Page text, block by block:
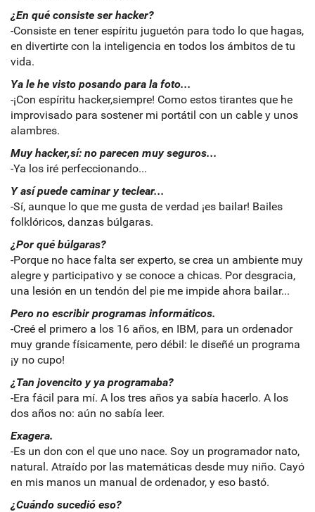
¿En qué consiste ser hacker?
-Consiste en tener espíritu juguetón para todo lo que hagas,
en divertirte con la inteligencia en todos los ámbitos de tu
vida.
Ya le he visto posando para la foto...
-¡Con espíritu hacker,siempre! Como estos tirantes que he
improvisado para sostener mi portátil con un cable y unos
alambres.
Muy hacker,sí: no parecen muy seguros...
-Ya los iré perfeccionando...
Y así puede caminar y teclear...
-Sí, aunque lo que me gusta de verdad ¡es bailar! Bailes
folklóricos, danzas búlgaras.
¿Por qué búlgaras?
-Porque no hace falta ser experto, se crea un ambiente muy
alegre y participativo y se conoce a chicas. Por desgracia,
una lesión en un tendón del pie me impide ahora bailar...
Pero no escribir programas informáticos.
-Creé el primero a los 16 años, en IBM, para un ordenador
muy grande físicamente, pero débil: le diseñé un programa
¡y no cupo!
¿Tan jovencito y ya programaba?
-Era fácil para mí. A los tres años ya sabía hacerlo. A los
dos años no: aún no sabía leer.
Exagera.
-Es un don con el que uno nace. Soy un programador nato,
natural. Atraído por las matemáticas desde muy niño. Cayó
en mis manos un manual de ordenador, y eso bastó.
¿Cuándo sucedió eso?